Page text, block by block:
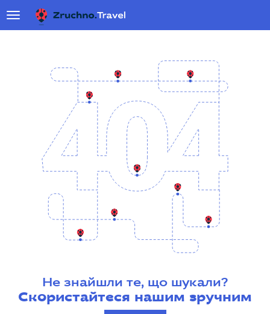
Не знайшли те, що шукали?
Скористайтеся нашим зручним